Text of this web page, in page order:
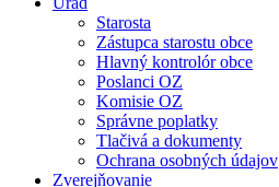
Starosta
Zástupca starostu obce
Hlavný kontrolór obce
Poslanci OZ
Komisie OZ
Správne poplatky
Tlačivá a dokumenty
Ochrana osobných údajov
Zverejňovanie